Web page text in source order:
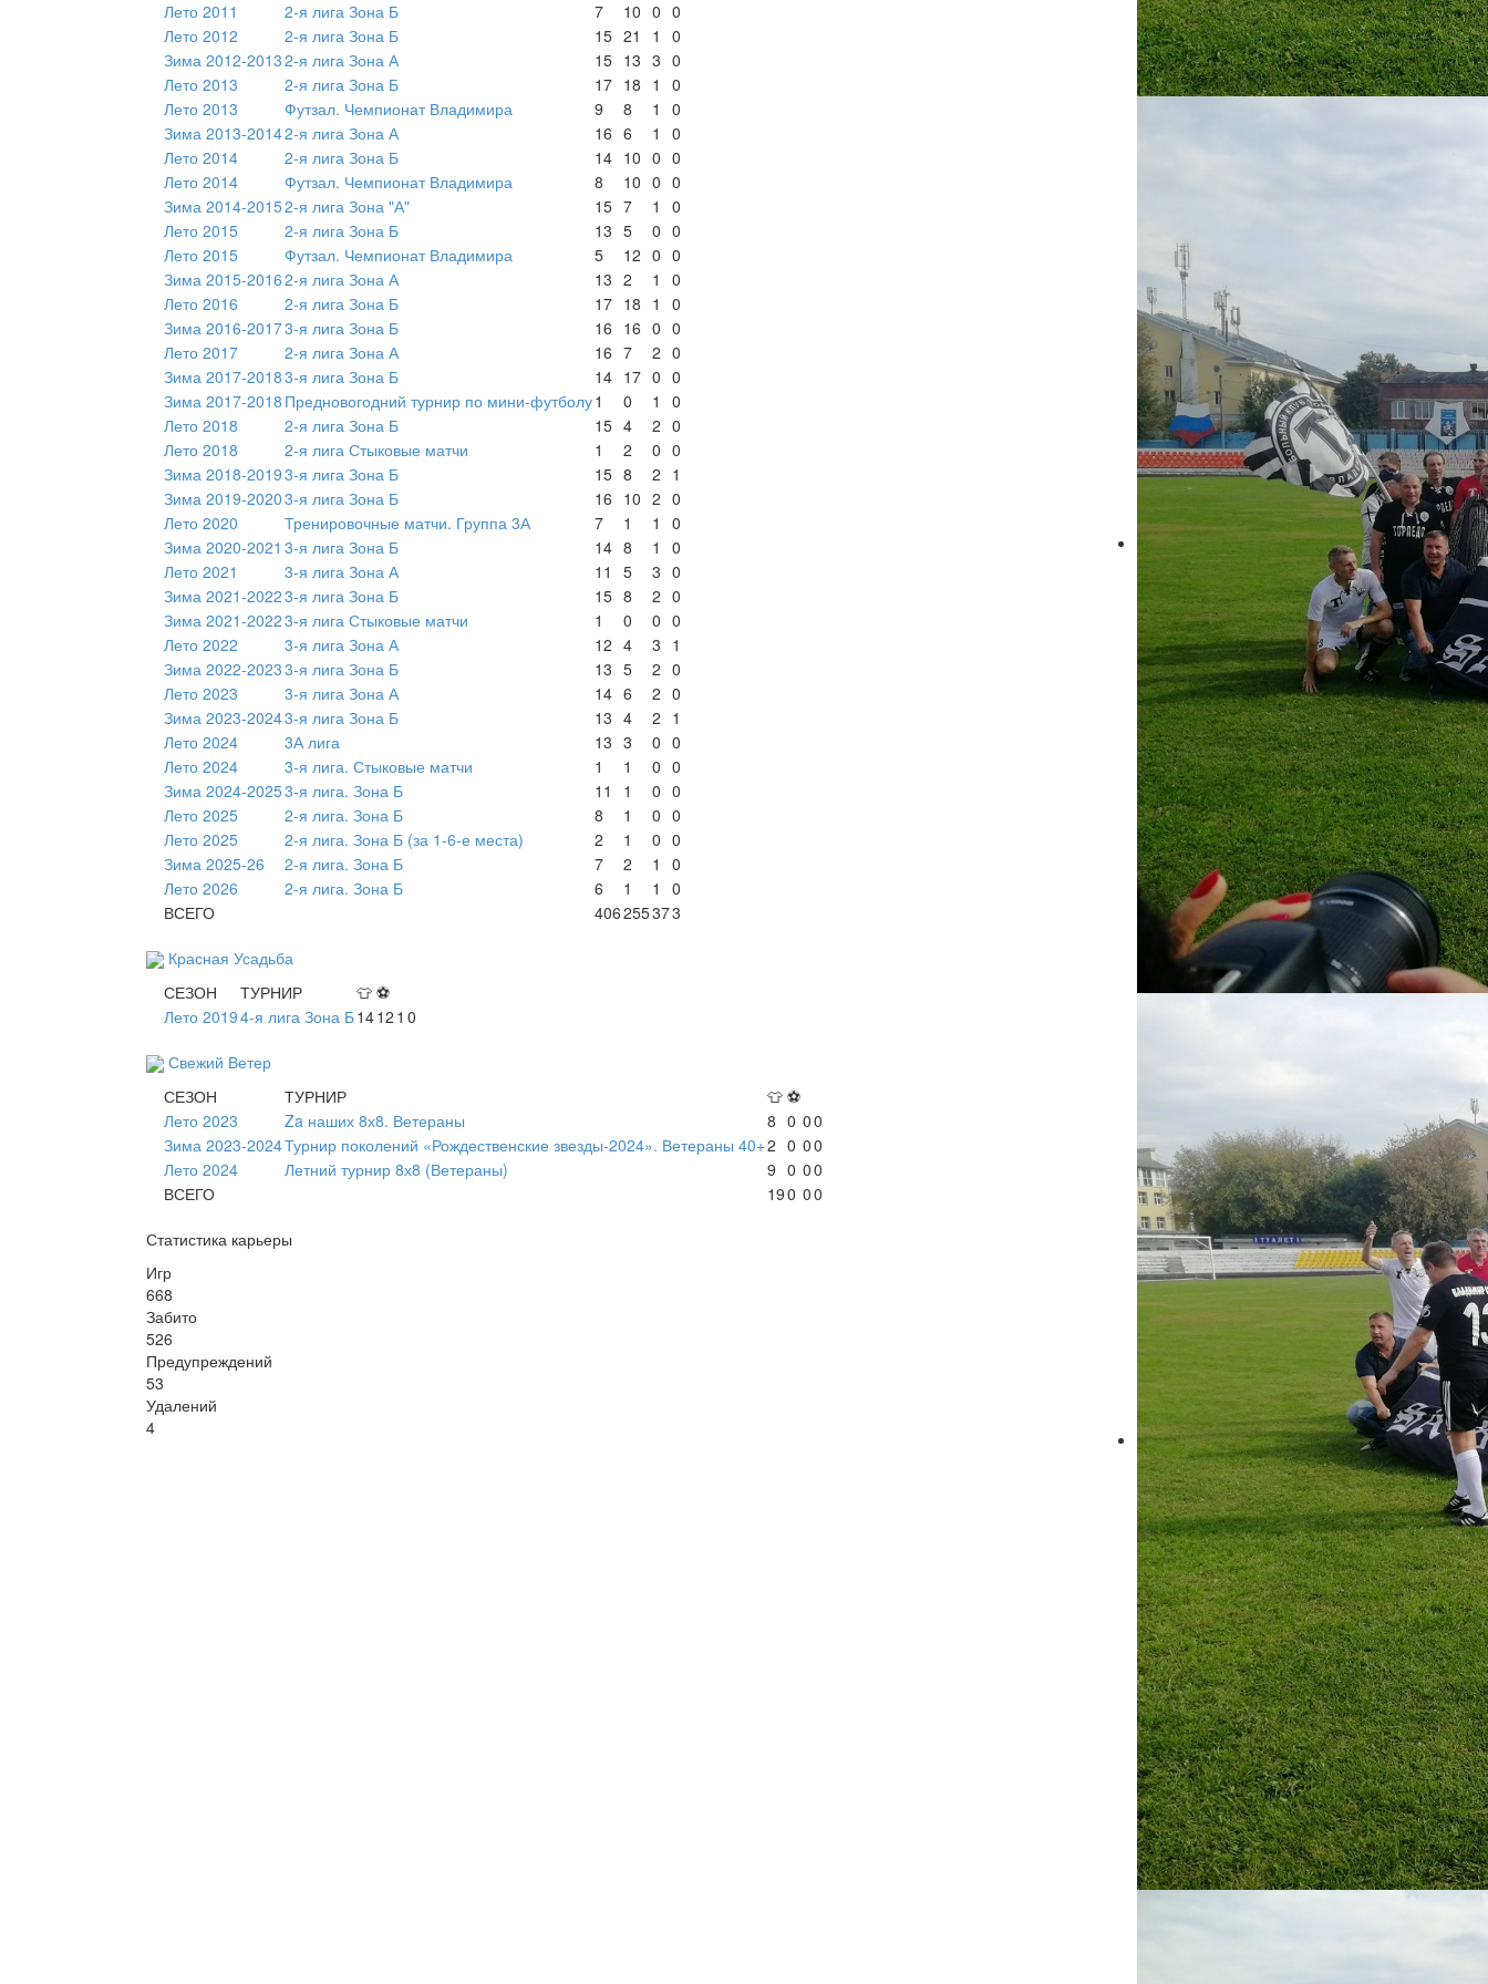
Лето 2011 2-я лига Зона Б 7 10 0 0
Лето 2012
2-я лига Зона Б 15 21 1
0
Зима 2012-20132-я лига Зона А 15 13 3 0
Лето 2013
2-я лига Зона Б 17 18 1
0
Лето 2013
Футзал. Чемпионат Владимира 9 8 1
0
Зима 2013-20142-я лига Зона А 16 6 1
0
Лето 2014
2-я лига Зона Б 14 10 0 0
Лето 2014
Футзал. Чемпионат Владимира 8 10 0 0
Зима 2014-20152-я лига Зона "А" 15 7 1
0
Лето 2015
2-я лига Зона Б 13 5 0 0
Лето 2015
Футзал. Чемпионат Владимира 5 12 0 0
Зима 2015-20162-я лига Зона А 13 2 1
0
Лето 2016
2-я лига Зона Б 17 18 1
0
Зима 2016-20173-я лига Зона Б 16 16 0 0
Лето 2017
2-я лига Зона А 16 7 2 0
Зима 2017-20183-я лига Зона Б 14 17 0 0
Зима 2017-2018 Предновогодний турнир по мини-футболу1 0 1
0
Лето 2018
2-я лига Зона Б 15 4 2 0
Лето 2018
2-я лига Стыковые матчи 1 2 0 0
Зима 2018-20193-я лига Зона Б 15 8 2 1
Зима 2019-20203-я лига Зона Б 16 10 2 0
Лето 2020
Тренировочные матчи. Группа 3А 7 1 1
0
Зима 2020-2021 3-я лига Зона Б 14 8 1
0
Лето 2021
3-я лига Зона А 11 5 3 0
Зима 2021-20223-я лига Зона Б 15 8 2 0
Зима 2021-20223-я лига Стыковые матчи 1 0 0 0
Лето 2022
3-я лига Зона А 12 4 3 1
Зима 2022-20233-я лига Зона Б 13 5 2 0
Лето 2023
3-я лига Зона А 14 6 2 0
Зима 2023-20243-я лига Зона Б 13 4 2 1
Лето 2024
3А лига 13 3 0 0
Лето 2024
3-я лига. Стыковые матчи 1 1 0 0
Зима 2024-20253-я лига. Зона Б 11 1 0 0
Лето 2025
2-я лига. Зона Б 8 1 0 0
Лето 2025
2-я лига. Зона Б (за 1-6-е места) 2 1 0 0
Зима 2025-26
2-я лига. Зона Б 7 2 1
0
Лето 2026
2-я лига. Зона Б 6 1 1
0
ВСЕГО
406255373
Красная Усадьба
СЕЗОН
ТУРНИР 👕 ⚽
Лето 20194-я лига Зона Б1412 1 0
Свежий Ветер
СЕЗОН
ТУРНИР 👕 ⚽
Лето 2023
Za наших 8х8. Ветераны 8 0 00
Зима 2023-2024Турнир поколений «Рождественские звезды-2024». Ветераны 40+2 0 00
Лето 2024
Летний турнир 8х8 (Ветераны) 9 0 00
ВСЕГО
190 00
Статистика карьеры
Игр
668
Забито
526
Предупреждений
53
Удалений
4